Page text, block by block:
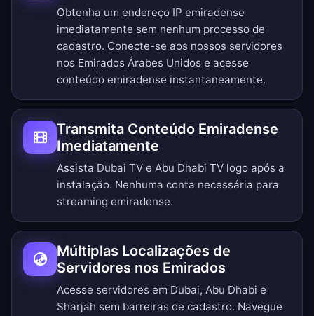
Obtenha um endereço IP emiradense
imediatamente sem nenhum processo de
cadastro. Conecte-se aos nossos servidores
nos Emirados Árabes Unidos e acesse
conteúdo emiradense instantaneamente.
Transmita Conteúdo Emiradense
Imediatamente
Assista Dubai TV e Abu Dhabi TV logo após a
instalação. Nenhuma conta necessária para
streaming emiradense.
Múltiplas Localizações de
Servidores nos Emirados
Acesse servidores em Dubai, Abu Dhabi e
Sharjah sem barreiras de cadastro. Navegue